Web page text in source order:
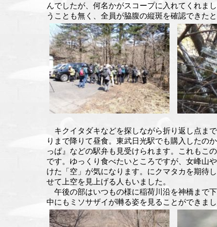
んでしたが、何名かがスコープに入れてくれま
うことも無く、全員が脇腹の縦斑を確認できた
キクイタダキなどを探しながら折り返し点ま
りまで降りて昼食。東武日光駅でも購入したの
っぱ』などの駅弁も見受けられます。これもこ
です。ゆっくり食べたいところですが、女峰山
けた「空」が気になります。にクマタカを期待
せて上空を見上げる人もいました。
午後の部はいつもの様に稲荷川沿を神橋まで
中にもミソサザイが囀る姿を見ることができま